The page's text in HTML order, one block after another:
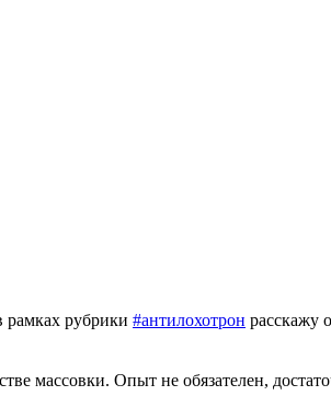
рамках рубрики #антилохотрон расскажу
массовки. Опыт не обязателен,